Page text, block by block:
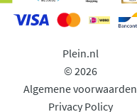
Plein.nl
© 2026
Algemene voorwaarden
Privacy Policy